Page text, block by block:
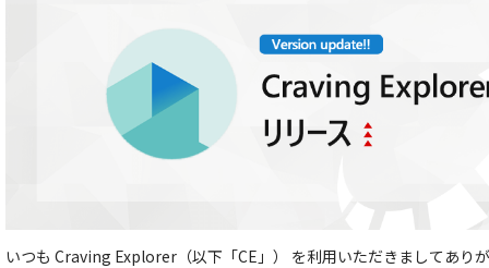
いつも Craving Explorer（以下「CE」） を利用いただきましてあり